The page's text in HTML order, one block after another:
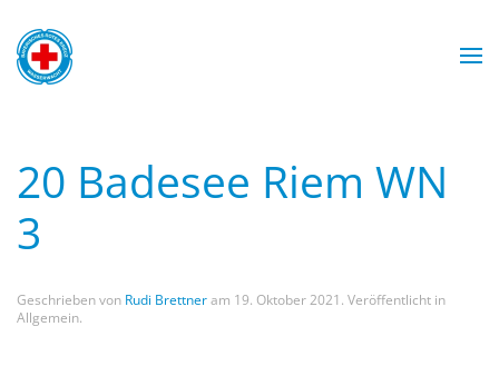
Zum Hauptinhalt springen
20 Badesee Riem WN
3
Geschrieben von Rudi Brettneram 19. Oktober 2021 . Veröffentlicht in
Allgemein.